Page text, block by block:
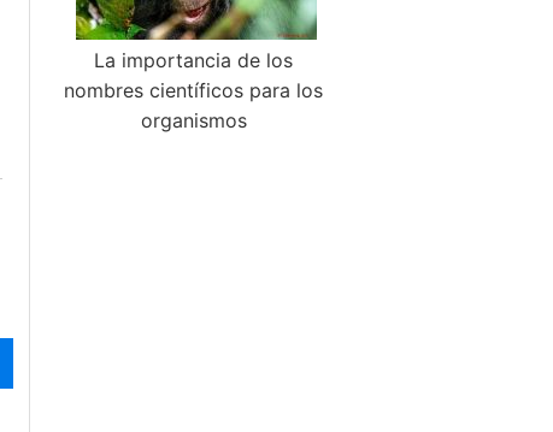
La importancia de los
nombres científicos para los
organismos